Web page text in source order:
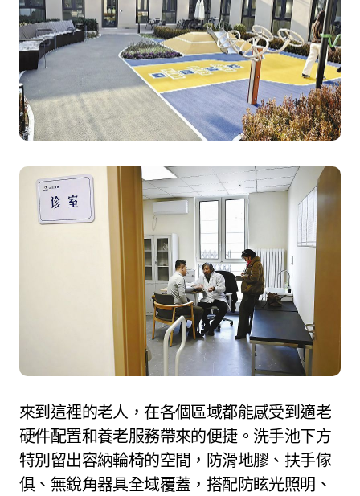
來到這裡的老人，在各個區域都能感受到適老
硬件配置和養老服務帶來的便捷。洗手池下方
特別留出容納輪椅的空間，防滑地膠、扶手傢
俱、無銳角器具全域覆蓋，搭配防眩光照明、